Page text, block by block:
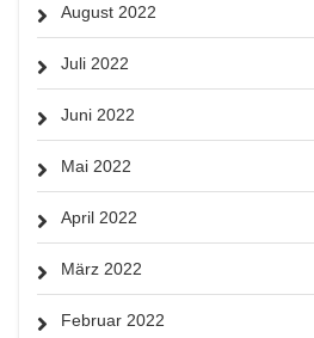
August 2022
Juli 2022
Juni 2022
Mai 2022
April 2022
März 2022
Februar 2022